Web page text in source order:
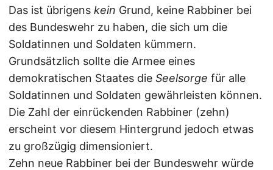
Das ist übrigens kein Grund, keine Rabbiner bei
des Bundeswehr zu haben, die sich um die
Soldatinnen und Soldaten kümmern.
Grundsätzlich sollte die Armee eines
demokratischen Staates die Seelsorge für alle
Soldatinnen und Soldaten gewährleisten können.
Die Zahl der einrückenden Rabbiner (zehn)
erscheint vor diesem Hintergrund jedoch etwas
zu großzügig dimensioniert.
Zehn neue Rabbiner bei der Bundeswehr würde